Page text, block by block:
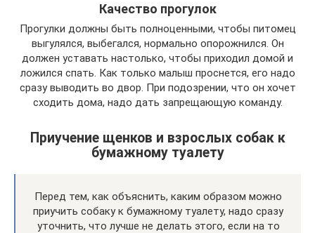
Качество прогулок
Прогулки должны быть полноценными, чтобы питомец
выгулялся, выбегался, нормально опорожнился. Он
должен уставать настолько, чтобы приходил домой и
ложился спать. Как только малыш проснется, его надо
сразу выводить во двор. При подозрении, что он хочет
сходить дома, надо дать запрещающую команду.
Приучение щенков и взрослых собак к
бумажному туалету
Перед тем, как объяснить, каким образом можно
приучить собаку к бумажному туалету, надо сразу
уточнить, что лучше не делать этого, если на то